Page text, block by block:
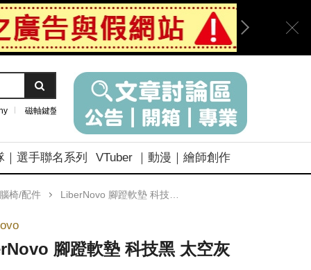
磁軸鍵盤
｜選手聯名系列 VTuber ｜動漫｜繪師創作
椅/配件 LiberNovo 腳蹬軟墊 科技黑 太空灰
腳蹬軟墊 科技黑 太空灰